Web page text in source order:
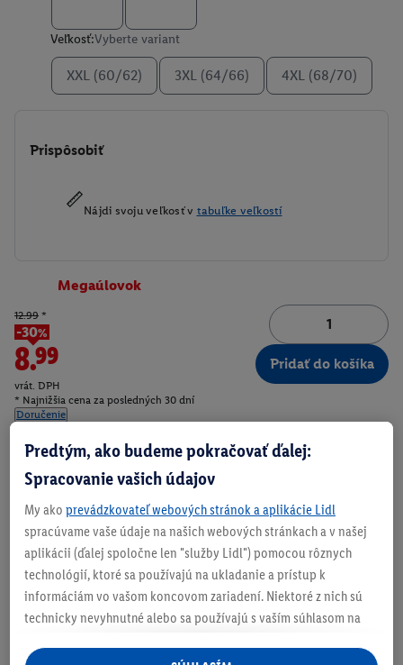
Veľkosť:Vyberte variant
XXL (60/62) 3XL (64/66) 4XL (68/70)
Prispôsobiť
Nájdi svoju veľkosť v tabuľke veľkostí
Megaúlovok
12.99 *
-30%
8.99
vrát. DPH
* Najnižšia cena za posledných 30 dní
Doručenie
Pridať do košíka
Číslo produktu: 100405895
Zistite svoju veľkosť
O produkte
Predtým, ako budeme pokračovať ďalej:
Spracovanie vašich údajov
My ako prevádzkovateľ webových stránok a aplikácie Lidl
spracúvame vaše údaje na našich webových stránkach a v našej
aplikácii (ďalej spoločne len "služby Lidl") pomocou rôznych
technológií, ktoré sa používajú na ukladanie a prístup k
informáciám vo vašom koncovom zariadení. Niektoré z nich sú
technicky nevyhnutné alebo sa používajú s vaším súhlasom na
personalizovanú reklamu v rámci služieb Lidl aj mimo nich. Ak